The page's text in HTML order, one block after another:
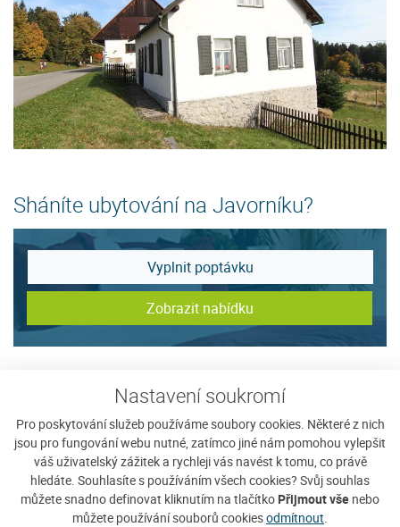
Nastavení soukromí
Pro poskytování služeb používáme soubory cookies. Některé z nich
jsou pro fungování webu nutné, zatímco jiné nám pomohou vylepšit
váš uživatelský zážitek a rychleji vás navést k tomu, co právě
hledáte. Souhlasíte s používáním všech cookies? Svůj souhlas
můžete snadno definovat kliknutím na tlačítko Přijmout vše nebo
můžete používání souborů cookiesodmítnout.
Sháníte ubytování na Javorníku?
Vyplnit poptávku
Zobrazit nabídku